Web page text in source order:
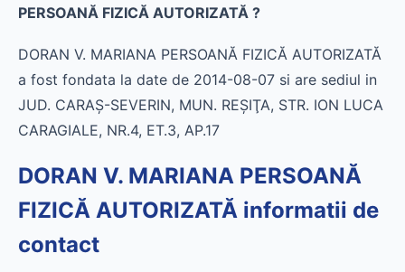
PERSOANĂ FIZICĂ AUTORIZATĂ ?
DORAN V. MARIANA PERSOANĂ FIZICĂ AUTORIZATĂ
a fost fondata la date de 2014-08-07 si are sediul in
JUD. CARAŞ-SEVERIN, MUN. REŞIŢA, STR. ION LUCA
CARAGIALE, NR.4, ET.3, AP.17
DORAN V. MARIANA PERSOANĂ
FIZICĂ AUTORIZATĂ informatii de
contact